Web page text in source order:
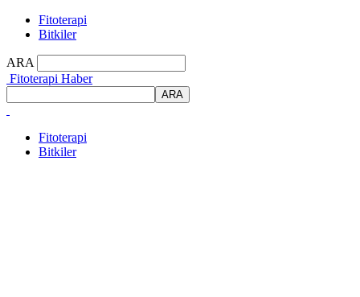
Fitoterapi
Bitkiler
ARA
Fitoterapi Haber
Fitoterapi
Bitkiler